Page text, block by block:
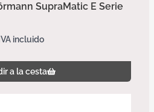
SupraMatic E Serie
IVA incluido
a la cesta